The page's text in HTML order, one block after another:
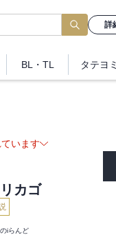
詳
BL・TL タテヨミ
います
リカゴ
iらんど